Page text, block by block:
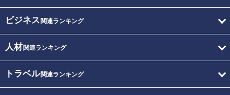
ビジネス 関連ランキング
人材関連ランキング
トラベル関連ランキング